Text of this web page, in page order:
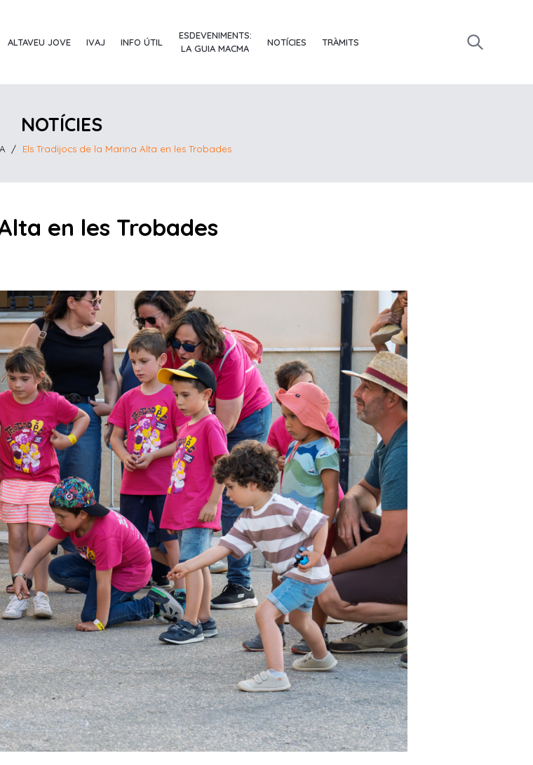
ALTAVEU JOVE IVAJ INFO ÚTIL
ESDEVENIMENTS:
LA GUIA MACMA
NOTÍCIES TRÀMITS
NOTÍCIES
/ Els Tradijocs de la Marina Alta en les Trobades
en les Trobades